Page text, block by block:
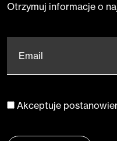
Otrzymuj informacje o
Email
Zgoda*
Akceptuje